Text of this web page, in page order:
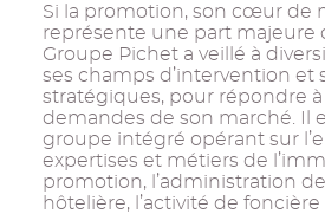
Si la promotion, son cœur de
représente une part majeure
Groupe Pichet a veillé à
ses champs d’intervention et
stratégiques, pour répondre à
demandes de son marché. Il
groupe intégré opérant sur
expertises et métiers de
promotion, l’administration
hôtelière, l’activité de